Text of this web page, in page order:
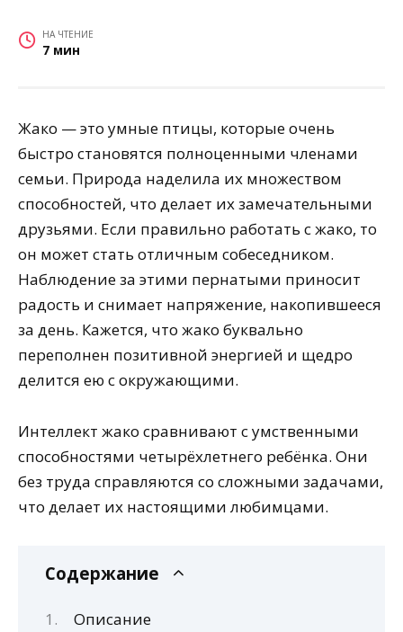
НА ЧТЕНИЕ
7 мин
Жако — это умные птицы, которые очень
быстро становятся полноценными членами
семьи. Природа наделила их множеством
способностей, что делает их замечательными
друзьями. Если правильно работать с жако, то
он может стать отличным собеседником.
Наблюдение за этими пернатыми приносит
радость и снимает напряжение, накопившееся
за день. Кажется, что жако буквально
переполнен позитивной энергией и щедро
делится ею с окружающими.
Интеллект жако сравнивают с умственными
способностями четырёхлетнего ребёнка. Они
без труда справляются со сложными задачами,
что делает их настоящими любимцами.
Содержание
Описание